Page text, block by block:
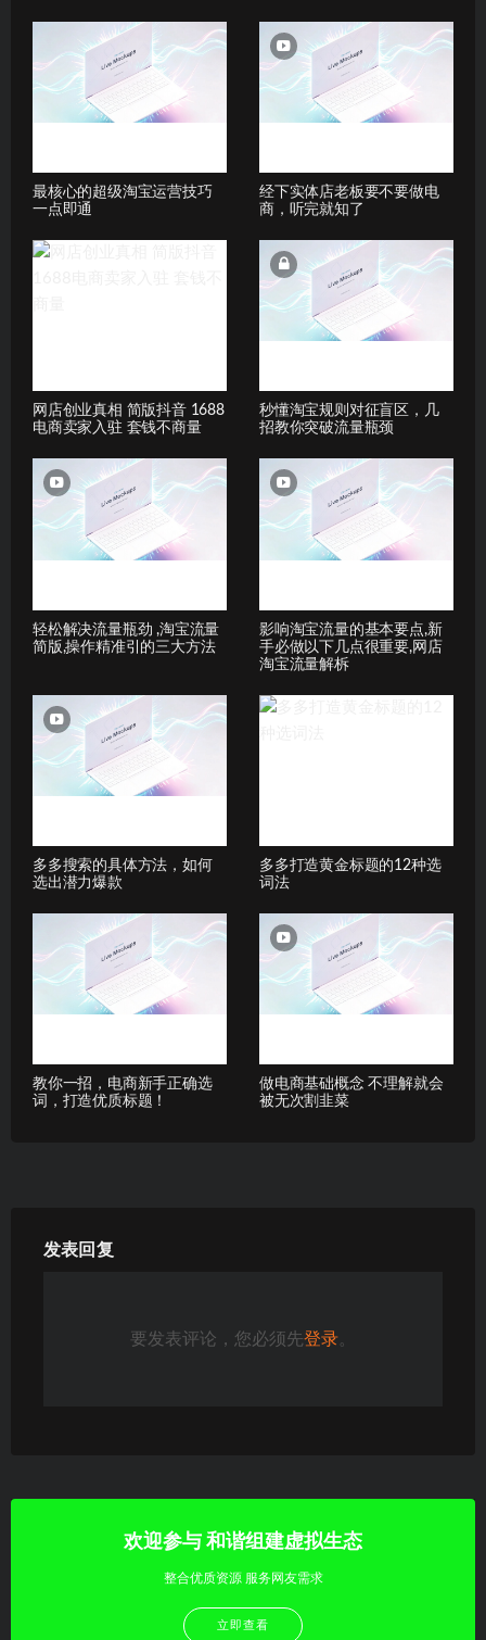
最核心的超级淘宝运营技巧
一点即通
经下实体店老板要不要做电
商，听完就知了
网店创业真相 简版抖音 1688
电商卖家入驻 套钱不商量
秒懂淘宝规则对征盲区，几
招教你突破流量瓶颈
轻松解决流量瓶劲 ,淘宝流量
简版,操作精准引的三大方法
影响淘宝流量的基本要点,新
手必做以下几点很重要,网店
淘宝流量解柝
多多搜索的具体方法，如何
选出潜力爆款
多多打造黄金标题的12种选
词法
教你一招，电商新手正确选
词，打造优质标题！
做电商基础概念 不理解就会
被无次割韭菜
发表回复
要发表评论，您必须先登录。
欢迎参与 和谐组建虚拟生态
整合优质资源 服务网友需求
立即查看